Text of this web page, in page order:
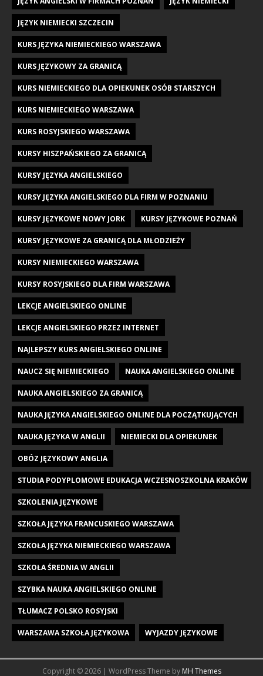
JĘZYK NIEMIECKI SZCZECIN
KURS JĘZYKA NIEMIECKIEGO WARSZAWA
KURS JĘZYKOWY ZA GRANICĄ
KURS NIEMIECKIEGO DLA OPIEKUNEK OSÓB STARSZYCH
KURS NIEMIECKIEGO WARSZAWA
KURS ROSYJSKIEGO WARSZAWA
KURSY HISZPAŃSKIEGO ZA GRANICĄ
KURSY JĘZYKA ANGIELSKIEGO
KURSY JĘZYKA ANGIELSKIEGO DLA FIRM W POZNANIU
KURSY JĘZYKOWE NOWY JORK KURSY JĘZYKOWE POZNAŃ
KURSY JĘZYKOWE ZA GRANICĄ DLA MŁODZIEŻY
KURSY NIEMIECKIEGO WARSZAWA
KURSY ROSYJSKIEGO DLA FIRM WARSZAWA
LEKCJE ANGIELSKIEGO ONLINE
LEKCJE ANGIELSKIEGO PRZEZ INTERNET
NAJLEPSZY KURS ANGIELSKIEGO ONLINE
NAUCZ SIĘ NIEMIECKIEGO NAUKA ANGIELSKIEGO ONLINE
NAUKA ANGIELSKIEGO ZA GRANICĄ
NAUKA JĘZYKA ANGIELSKIEGO ONLINE DLA POCZĄTKUJĄCYCH
NAUKA JĘZYKA W ANGLII NIEMIECKI DLA OPIEKUNEK
OBÓZ JĘZYKOWY ANGLIA
STUDIA PODYPLOMOWE EDUKACJA WCZESNOSZKOLNA KRAKÓW
SZKOLENIA JĘZYKOWE
SZKOŁA JĘZYKA FRANCUSKIEGO WARSZAWA
SZKOŁA JĘZYKA NIEMIECKIEGO WARSZAWA
SZKOŁA ŚREDNIA W ANGLII
SZYBKA NAUKA ANGIELSKIEGO ONLINE
TŁUMACZ POLSKO ROSYJSKI
WARSZAWA SZKOŁA JĘZYKOWA WYJAZDY JĘZYKOWE
Copyright © 2026 | WordPress Theme by MH Themes